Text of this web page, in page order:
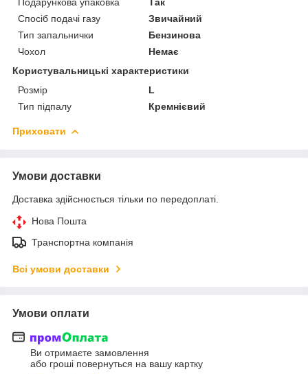
Спосіб подачі газу
Звичайний
Тип запальнички
Бензинова
Чохол
Немає
Користувальницькі характеристики
Розмір
L
Тип підпалу
Кремнієвий
Приховати
Умови доставки
Доставка здійснюється тільки по передоплаті.
Нова Пошта
Транспортна компанія
Всі умови доставки
Умови оплати
Ви отримаєте замовлення
або гроші повернуться на вашу картку